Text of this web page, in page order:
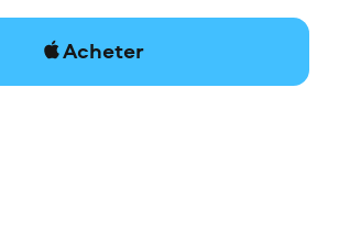
Acheter